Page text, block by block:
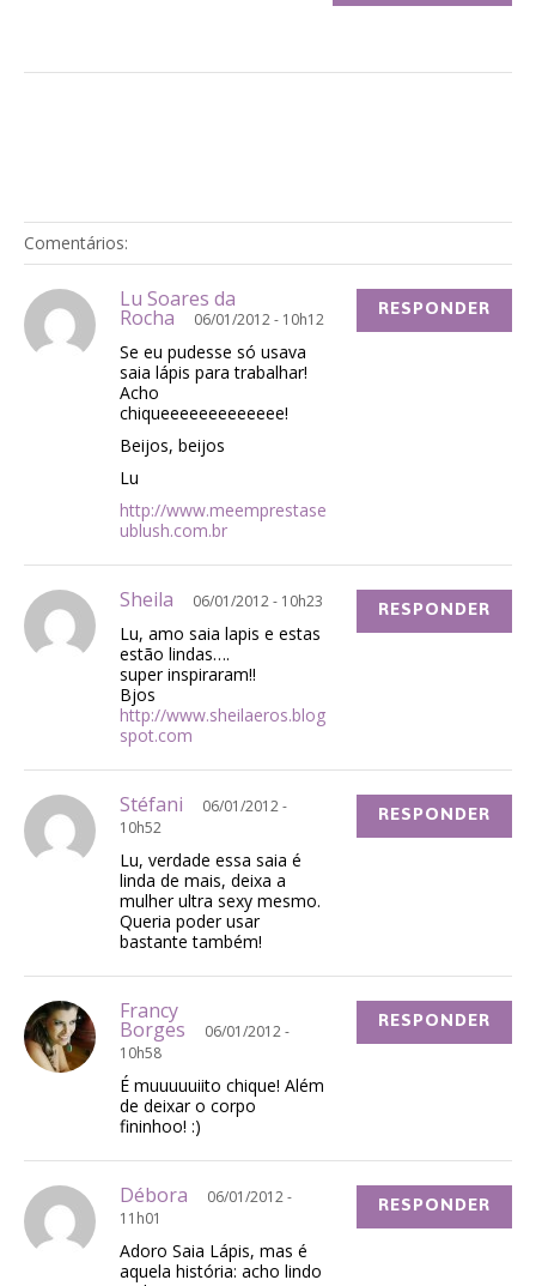
Comentários:
Lu Soares da
Rocha 06/01/2012 - 10h12
Se eu pudesse só usava
saia lápis para trabalhar!
Acho
chiqueeeeeeeeeeeee!
Beijos, beijos
Lu
http://www.meemprestase
ublush.com.br
RESPONDER
Sheila 06/01/2012 - 10h23
Lu, amo saia lapis e estas
estão lindas….
super inspiraram!!
Bjos
http://www.sheilaeros.blog
spot.com
RESPONDER
Stéfani
06/01/2012 -
10h52
Lu, verdade essa saia é
linda de mais, deixa a
mulher ultra sexy mesmo.
Queria poder usar
bastante também!
RESPONDER
Francy
Borges
06/01/2012 -
10h58
É muuuuuiito chique! Além
de deixar o corpo
fininhoo! :)
RESPONDER
Débora
06/01/2012 -
11h01
Adoro Saia Lápis, mas é
aquela história: acho lindo
RESPONDER